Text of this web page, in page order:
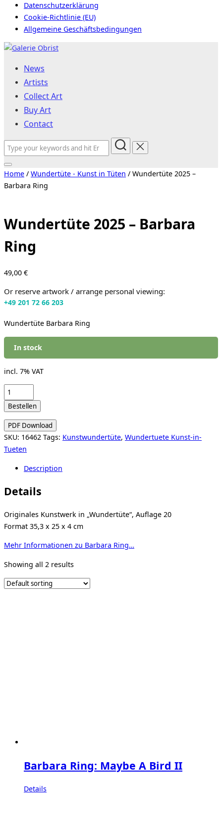
Datenschutzerklärung
Cookie-Richtlinie (EU)
Allgemeine Geschäftsbedingungen
Skip
contentNews
Artists
Collect Art
Buy Art
Contact
Search
for:
Toggle
sidebar
&
Home / Wundertüte - Kunst in Tüten / Wundertüte 2025 –
Barbara Ring
Wundertüte 2025 – Barbara
Ring
49,00 €
Or reserve artwork / arrange personal viewing:
+49 201 72 66 203
Wundertüte Barbara Ring
In stock
incl. 7% VAT
Wundertüte
2025
-
Barbara
Ring
quantity
Bestellen
PDF Download
SKU: 16462 Tags: Kunstwundertüte, Wundertuete Kunst-in-
Tueten
Description
Details
Originales Kunstwerk in „Wundertüte“, Auflage 20
Format 35,3 x 25 x 4 cm
Mehr Informationen zu Barbara Ring…
Showing all 2 results
Barbara Ring: Maybe A Bird II
Details